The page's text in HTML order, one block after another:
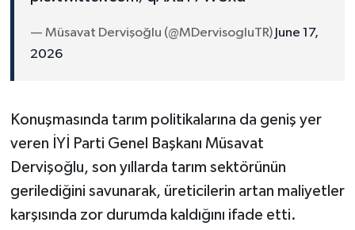
— Müsavat Dervişoğlu (@MDervisogluTR) June 17,
2026
Konuşmasında tarım politikalarına da geniş yer
veren İYİ Parti Genel Başkanı Müsavat
Dervişoğlu, son yıllarda tarım sektörünün
gerilediğini savunarak, üreticilerin artan maliyetler
karşısında zor durumda kaldığını ifade etti.